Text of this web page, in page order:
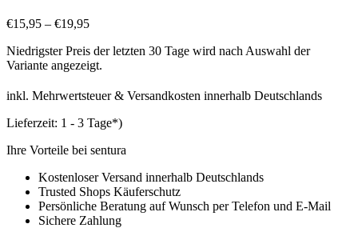
€15,95 – €19,95
Niedrigster Preis der letzten 30 Tage wird nach Auswahl der
Variante angezeigt.
inkl. Mehrwertsteuer & Versandkosten innerhalb Deutschlands
Lieferzeit: 1 - 3 Tage*)
Ihre Vorteile bei sentura
Kostenloser Versand innerhalb Deutschlands
Trusted Shops Käuferschutz
Persönliche Beratung auf Wunsch per Telefon und E-Mail
Sichere Zahlung